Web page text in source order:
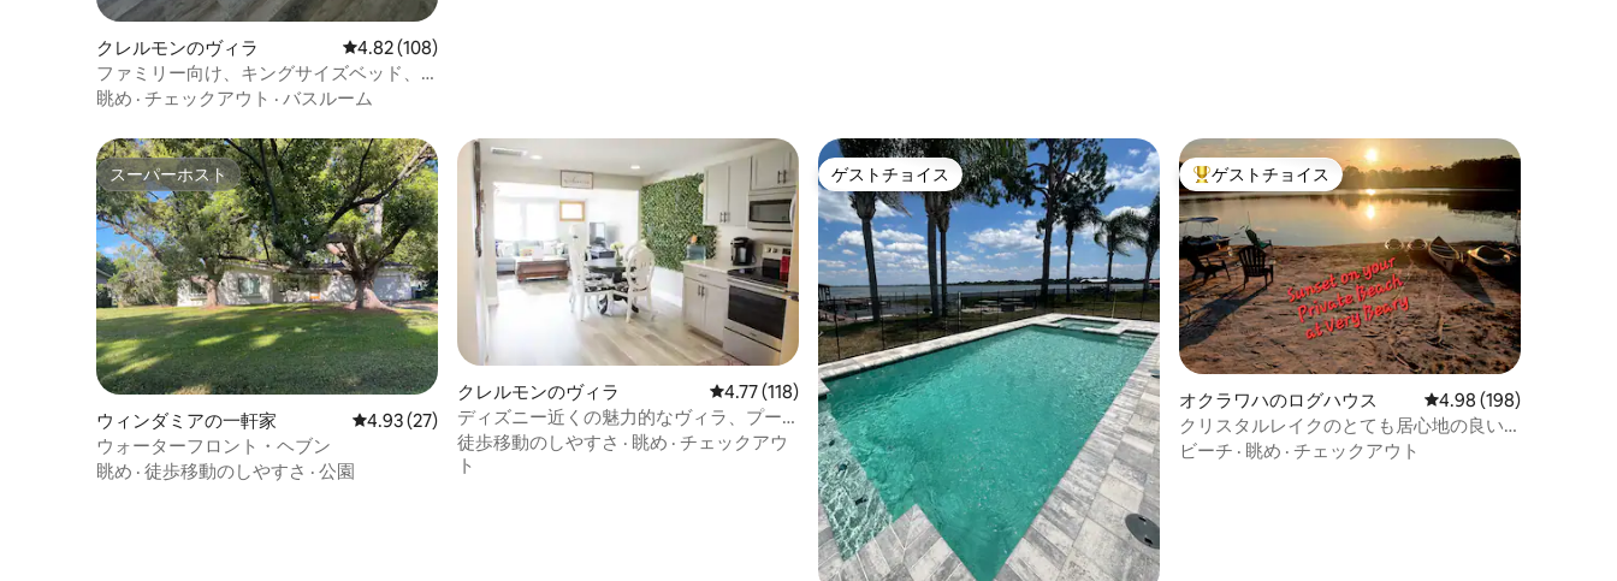
クレルモンのヴィラ レビュー108件、5つ星中4.82つ星の平均評価
4.82 (108)
ファミリー向け、キングサイズベッド、
リゾートプール、4人宿泊可能
眺め · チェックアウト · バスルーム
スーパーホスト
スーパーホスト
ウィンダミアの一軒家 レビュー27件、5つ星中4.93つ星の平均評価
4.93 (27)
ウォーターフロント・ヘブン
眺め · 徒歩移動のしやすさ · 公園
クレルモンのヴィラ レビュー118件、5つ星中4.77つ星の平均評価
4.77 (118)
ディズニー近くの魅力的なヴィラ、プー
ル、ベッド3台、4名様まで宿泊可能
徒歩移動のしやすさ · 眺め · チェックアウ
ト
ゲストチョイス
ゲストチョイス 大好評のゲストチョイスです。
ゲストチョイス
オクラワハのログハウス レビュー198件、5つ
4.98 (198)
クリスタルレイクのとても居心地の良い
キャビン
ビーチ · 眺め · チェックアウト